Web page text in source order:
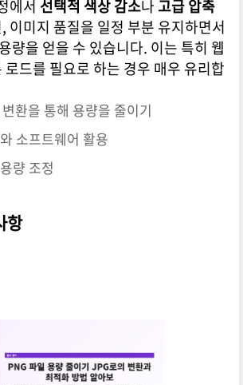
에서 선택적 색상 감소나 고급 압축
이미지 품질을 일정 부분 유지하면서
량을 얻을 수 있습니다. 이는 특히 웹
드를 필요로 하는 경우 매우 유리합
환을 통해 용량을 줄이기
소프트웨어 활용
량 조정
항